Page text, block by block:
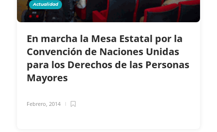
Actualidad
En marcha la Mesa Estatal por la
Convención de Naciones Unidas
para los Derechos de las Personas
Mayores
Febrero, 2014